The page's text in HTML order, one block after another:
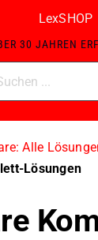
LexSHOP
LEXWARE
30 JAHREN
Alle
Lösungen